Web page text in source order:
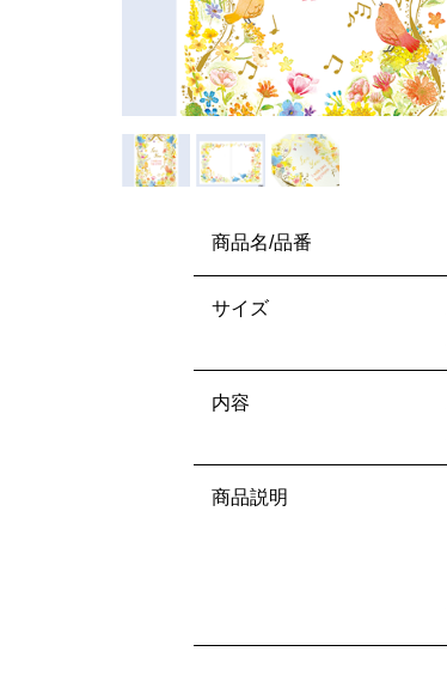
商品名/品番
サイズ
内容
商品説明